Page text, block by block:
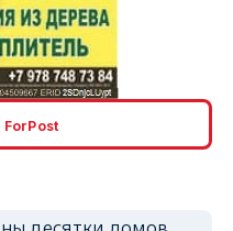
erid: 2SDnjcLUypt
erid: 2SDnjcrDNw6